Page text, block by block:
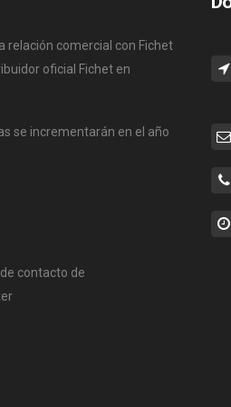
relación comercial con Fichet
oficial Fichet en
se incrementarán en el año
contacto de